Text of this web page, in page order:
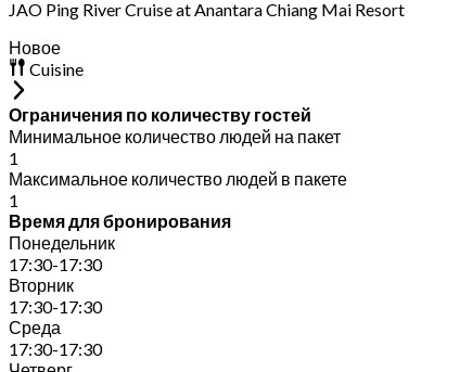
JAO Ping River Cruise at Anantara Chiang Mai Resort
Новое
Cuisine
Ограничения по количеству гостей
Минимальное количество людей на пакет
1
Максимальное количество людей в пакете
1
Время для бронирования
Понедельник
17:30-17:30
Вторник
17:30-17:30
Среда
17:30-17:30